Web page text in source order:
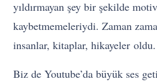
yıldırmayan şey bir şekilde
kaybetmemeleriydi. Zaman
insanlar, kitaplar, hikayeler oldu.
Biz de Youtube’da büyük ses